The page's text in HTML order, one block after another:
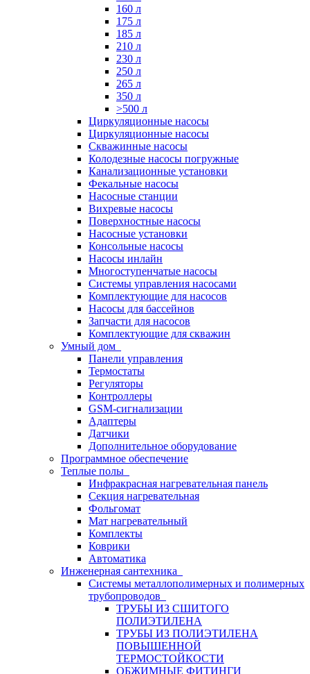
160 л
175 л
185 л
210 л
230 л
250 л
265 л
350 л
>500 л
Циркуляционные насосы
Циркуляционные насосы
Скважинные насосы
Колодезные насосы погружные
Канализационные установки
Фекальные насосы
Насосные станции
Вихревые насосы
Поверхностные насосы
Насосные установки
Консольные насосы
Насосы инлайн
Многоступенчатые насосы
Системы управления насосами
Комплектующие для насосов
Насосы для бассейнов
Запчасти для насосов
Комплектующие для скважин
Умный дом
Панели управления
Термостаты
Регуляторы
Контроллеры
GSM-сигнализации
Адаптеры
Датчики
Дополнительное оборудование
Программное обеспечение
Теплые полы
Инфракрасная нагревательная панель
Секция нагревательная
Фольгомат
Мат нагревательный
Комплекты
Коврики
Автоматика
Инженерная сантехника
Системы металлополимерных и полимерных
трубопроводов
ТРУБЫ ИЗ СШИТОГО
ПОЛИЭТИЛЕНА
ТРУБЫ ИЗ ПОЛИЭТИЛЕНА
ПОВЫШЕННОЙ
ТЕРМОСТОЙКОСТИ
ОБЖИМНЫЕ ФИТИНГИ